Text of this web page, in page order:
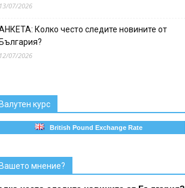
07/2026
Колко често следите новините от
07/2026
курс
British Pound Exchange Rate
мнение?